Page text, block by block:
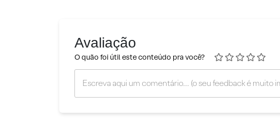
Avaliação
O quão foi útil este conteúdo pra você?